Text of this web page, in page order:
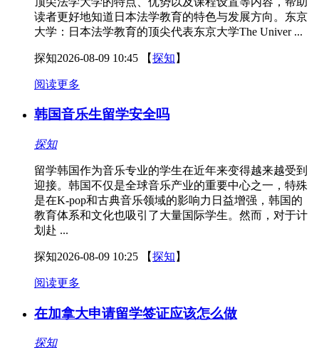
读者更好地知道日本法学教育的特色与发展方向。东京
大学：日本法学教育的顶尖代表东京大学The Univer ...
探知2026-08-09 10:45 【探知 】
阅读更多
韩国音乐生留学安全吗
探知
留学韩国作为音乐专业的学生在近年来变得越来越受到
迎接。韩国不仅是全球音乐产业的重要中心之一，特殊
是在K-pop和古典音乐领域的影响力日益增强，韩国的
教育体系和文化也吸引了大量国际学生。然而，对于计
划赴 ...
探知2026-08-09 10:25 【探知 】
阅读更多
在加拿大申请留学签证应该怎么做
探知